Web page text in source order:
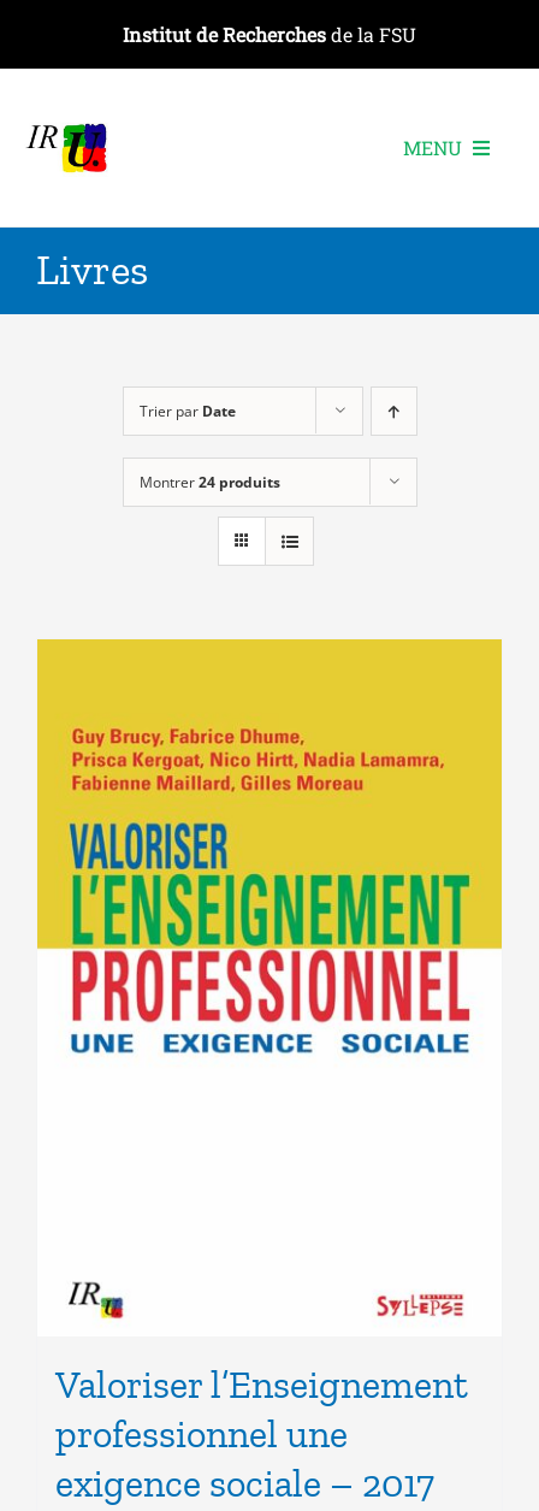
contenu
Institut de Recherchesde la FSU
MENU
Les recherches
Les événements
Livres
Trier par Date
Montrer24 produits
Valoriser l’Enseignement
professionnel une
exigence sociale – 2017